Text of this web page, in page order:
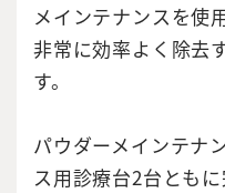
メインテナンスを使
非常に効率よく除去
す。
パウダーメインテナ
ス用診療台2台とも